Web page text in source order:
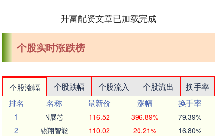
升富配资文章已加载完成
个股实时涨跌榜
个股涨幅 个股跌幅 个股流入 个股流出
换手率
排名
名称 最新价 涨幅
换手率
1
N展芯 116.52 396.89% 79.39%
2 锐翔智能 110.02 20.21% 16.80%